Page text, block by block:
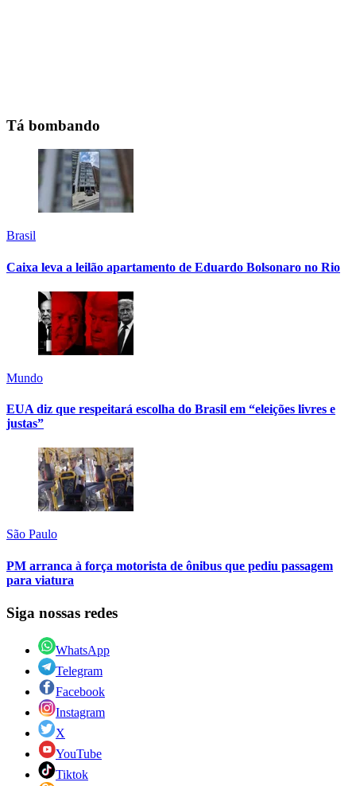
Tá bombando
Brasil
Caixa leva a leilão apartamento de Eduardo Bolsonaro no Rio
Mundo
EUA diz que respeitará escolha do Brasil em “eleições livres e
justas”
São Paulo
PM arranca à força motorista de ônibus que pediu passagem
para viatura
Siga nossas redes
WhatsApp
Telegram
Facebook
Instagram
X
YouTube
Tiktok